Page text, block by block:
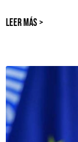
LEER MÁS >